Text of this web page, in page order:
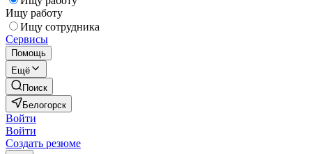
Ищу работу
Ищу сотрудника
Сервисы
Помощь
Ещё
Поиск
Белогорск
Войти
Войти
Создать резюме